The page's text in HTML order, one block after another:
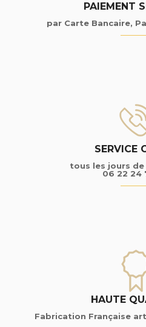
PAIEMENT
par Carte Bancaire,
SERVICE
tous les jours de
06 22 24
HAUTE
Fabrication Française